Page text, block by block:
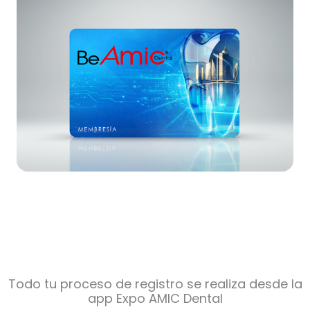
Todo tu proceso de registro se realiza desde la
app Expo AMIC Dental